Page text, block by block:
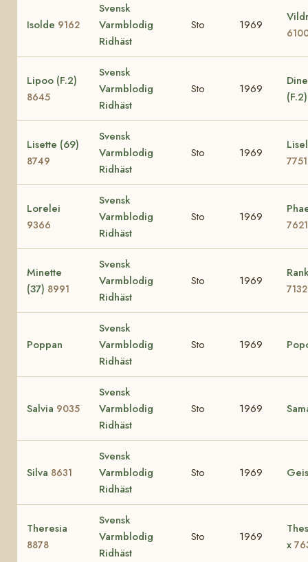
Isolde 9162
Svensk
Varmblodig
Ridhäst
Sto 1969
Lipoo (F.2)
8645
Svensk
Varmblodig
Ridhäst
Sto 1969
Lisette (69)
8749
Svensk
Varmblodig
Ridhäst
Sto 1969
7751
Lorelei
9366
Svensk
Varmblodig
Ridhäst
Sto 1969
7621
Minette
(37) 8991
Svensk
Varmblodig
Ridhäst
Sto 1969
7132
Poppan
Svensk
Varmblodig
Ridhäst
Sto 1969
Salvia 9035
Svensk
Varmblodig
Ridhäst
Sto 1969
Silva 8631
Svensk
Varmblodig
Ridhäst
Sto 1969
Theresia
8878
Svensk
Varmblodig
Ridhäst
Sto 1969
x